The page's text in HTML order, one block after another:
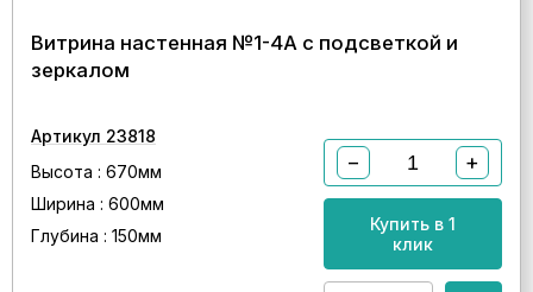
Витрина настенная №1-4А с подсветкой и
зеркалом
Артикул 23818
Высота : 670мм
Ширина : 600мм
Глубина : 150мм
− +
Купить в 1
клик